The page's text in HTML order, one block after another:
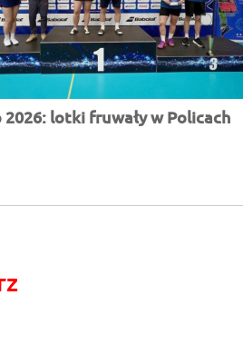
lotki fruwały w Policach